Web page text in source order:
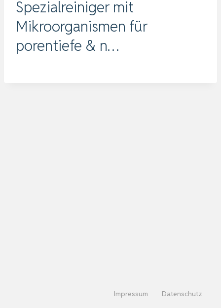
Spezialreiniger mit
Mikroorganismen für
porentiefe & n…
Impressum Datenschutz